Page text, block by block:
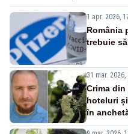
Sistemului
1 apr. 2026,
România
trebuie
31 mar. 2026,
Crima din
hoteluri
în